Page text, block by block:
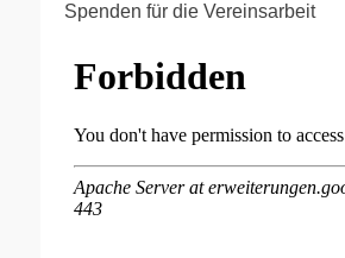
Spenden für die Vereinsarbeit